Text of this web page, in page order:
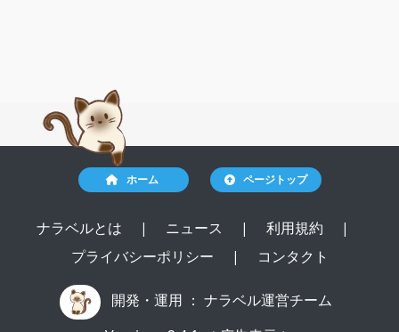
ホーム ページトップ
ナラベルとは | ニュース | 利用規約
|
プライバシーポリシー
| コンタクト
開発・運用 ： ナラベル運営チーム